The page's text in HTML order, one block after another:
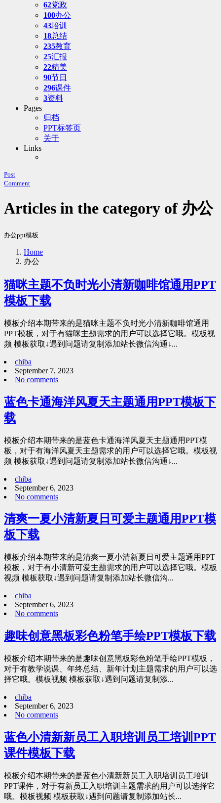
62党政
100办公
43培训
18总结
235教育
25汇报
22精美
90节日
296课件
3资料
Pages
归档
PPT标签页
关于
Links
Post
Comment
Articles in the category of 办公
办公ppt模板
Home
办公
猫咪主题不负时光小清新咖啡馆通用PPT
模板下载
模板介绍本期带来的是猫咪主题不负时光小清新咖啡馆通用
PPT模板，对于有猫咪主题需求的用户可以选择它哦。模板视
频 模板获取↓遇到问题请复制添加站长微信沟通↓...
chiba
September 7, 2023
No comments
蓝色卡通海洋风夏天主题通用PPT模板下
载
模板介绍本期带来的是蓝色卡通海洋风夏天主题通用PPT模
板，对于有海洋风夏天主题需求的用户可以选择它哦。模板视
频 模板获取↓遇到问题请复制添加站长微信沟通↓...
chiba
September 6, 2023
No comments
清爽一夏小清新夏日可爱主题通用PPT模
板下载
模板介绍本期带来的是清爽一夏小清新夏日可爱主题通用PPT
模板，对于有小清新可爱主题需求的用户可以选择它哦。模板
视频 模板获取↓遇到问题请复制添加站长微信沟...
chiba
September 6, 2023
No comments
趣味创意黑板彩色粉笔手绘PPT模板下载
模板介绍本期带来的是趣味创意黑板彩色粉笔手绘PPT模板，
对于有教学说课、年终总结、新年计划主题需求的用户可以选
择它哦。模板视频 模板获取↓遇到问题请复制添...
chiba
September 6, 2023
No comments
蓝色小清新新员工入职培训员工培训PPT
课件模板下载
模板介绍本期带来的是蓝色小清新新员工入职培训员工培训
PPT课件，对于有新员工入职培训主题需求的用户可以选择它
哦。模板视频 模板获取↓遇到问题请复制添加站长...